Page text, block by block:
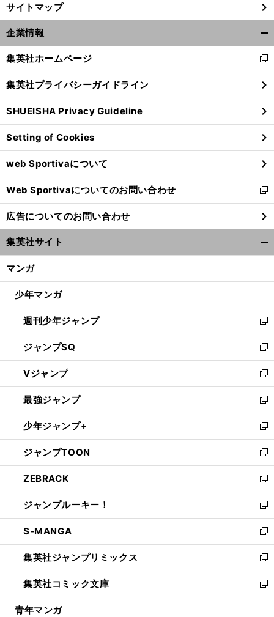
サイトマップ
企業情報
閉
る
集英社ホームページ
新
し
い
ウ
ィ
ン
ド
ウ
で
開
く
集英社プライバシーガイドライン
SHUEISHA Privacy Guideline
Setting of Cookies
web Sportivaについて
Web Sportivaについてのお問い合わせ
新
し
い
ウ
ィ
ン
ウ
開
く
広告についてのお問い合わせ
集英社サイト
マンガ
少年マンガ
週刊少年ジャンプ
新
し
い
ウ
ィ
ン
ド
ウ
で
開
く
ジャンプSQ
新
し
い
ウ
ィ
ン
ド
ウ
で
開
く
Vジャンプ
新
し
い
ウ
ィ
ン
ド
ウ
で
開
く
最強ジャンプ
新
し
い
ウ
ィ
ン
ド
ウ
で
開
く
少年ジャンプ+
新
し
い
ウ
ィ
ン
ド
ウ
で
開
く
ジャンプTOON
新
し
い
ウ
ィ
ン
ド
ウ
で
開
く
ZEBRACK
新
し
い
ウ
ィ
ン
ド
ウ
で
開
ジャンプルーキー！
新
し
い
ウ
ィ
ン
ド
ウ
S-MANGA
新
し
い
ウ
ィ
ン
集英社ジャンプリミックス
新
し
い
ウ
集英社コミック文庫
新
し
青年マンガ